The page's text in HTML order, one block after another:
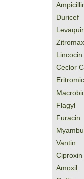
Duricef
Zitromax
Lincocin
Ceclor
Flagyl
Furacin
Vantin
Ciproxin
Amoxil